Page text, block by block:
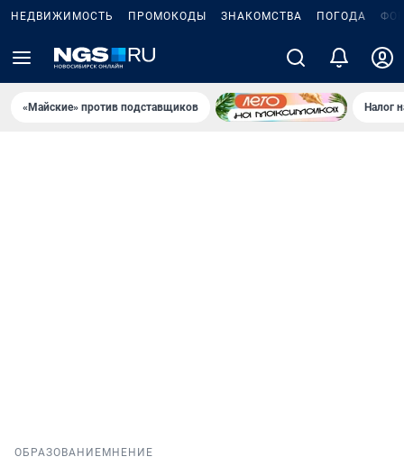
НЕДВИЖИМОСТЬ ПРОМОКОДЫ ЗНАКОМСТВА ПОГОДА
«Майские» против подставщиков Налог
ОБРАЗОВАНИЕ МНЕНИЕ